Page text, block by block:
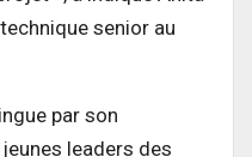
senior au
par son
leaders des